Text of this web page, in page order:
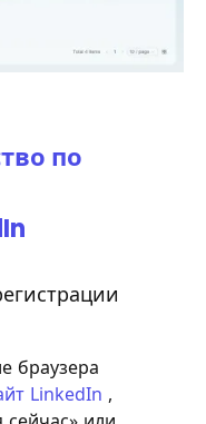
по
браузера
LinkedIn ,